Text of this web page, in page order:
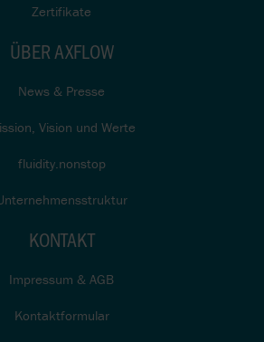
Zertifikate
ÜBER AXFLOW
News & Presse
Vision und Werte
fluidity.nonstop
KONTAKT
Impressum & AGB
Kontaktformular